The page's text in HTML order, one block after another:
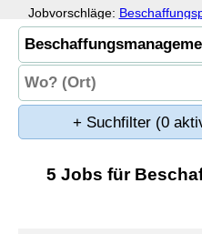
Jobvorschläge:
+ Suchfilter (0
5 Jobs für